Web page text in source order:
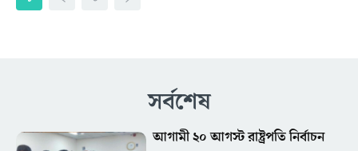
সর্বশেষ
আগামী ২০ আগস্ট রাষ্ট্রপতি নির্বাচন